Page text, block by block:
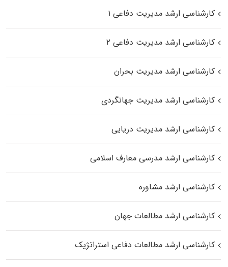
کارشناسی ارشد مدیریت دفاعی ۱
کارشناسی ارشد مدیریت دفاعی ۲
کارشناسی ارشد مدیریت بحران
کارشناسی ارشد مدیریت جهانگردی
کارشناسی ارشد مدیریت دریایی
کارشناسی ارشد مدرسی معارف اسلامی
کارشناسی ارشد مشاوره
کارشناسی ارشد مطالعات جهان
کارشناسی ارشد مطالعات دفاعی استراتژیک